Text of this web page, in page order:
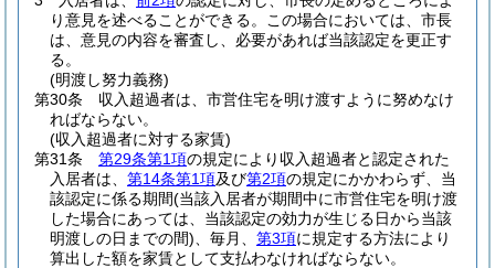
り意見を述べることができる。
この場合においては、市長
は、意見の内容を審査し、必要があれば当該認定を更正す
る。
(明渡し努力義務)
第30条
収入超過者は、市営住宅を明け渡すように努めなけ
ればならない。
(収入超過者に対する家賃)
第31条
第29条第1項の規定により収入超過者と認定された
入居者は、 第14条第1項及び第2項の規定にかかわらず、当
該認定に係る期間(当該入居者が期間中に市営住宅を明け渡
した場合にあっては、当該認定の効力が生じる日から当該
明渡しの日までの間) 、毎月、 第3項に規定する方法により
算出した額を家賃として支払わなければならない。